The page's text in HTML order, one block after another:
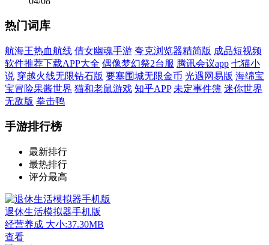
热门词库
航海王热血航线 倩女幽魂手游 夸克浏览器精简版 成品短视频
软件推荐下载APP大全 偶像梦幻祭2台服 腾讯会议app 七猫小
说 穿越火线无限钻石版 要塞围城无限金币 光遇网易版 海绵宝
宝冒险果酱世界 猫和老鼠游戏 知乎APP 未定事件簿 迷你世界
无敌版 拳击鸭
手游排行榜
最新排行
最热排行
评分最高
退休生活模拟器手机版
经营养成 大小:37.30MB
查看